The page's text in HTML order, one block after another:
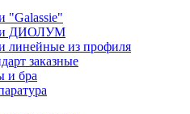
"Galassie"
ДИОЛУМ
линейные из профиля
заказные
и бра